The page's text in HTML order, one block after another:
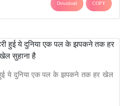
Download COPY
ये दुनिया एक पल के झपकने तक हर खेल